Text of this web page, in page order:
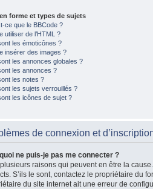
forme et types de sujets
ce que le BBCode ?
utiliser de l’HTML ?
les émoticônes ?
insérer des images ?
les annonces globales ?
les annonces ?
les notes ?
les sujets verrouillés ?
les icônes de sujet ?
de connexion et
ne puis-je pas me connecter ?
plusieurs raisons qui peuvent en être la
S’ils le sont, contactez le propriétaire du
du site internet ait une erreur de